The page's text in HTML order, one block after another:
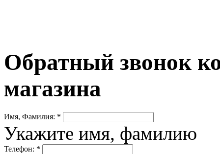
Обратный звонок
магазина
Имя, Фамилия: *
Укажите имя, фамилию
Телефон: *